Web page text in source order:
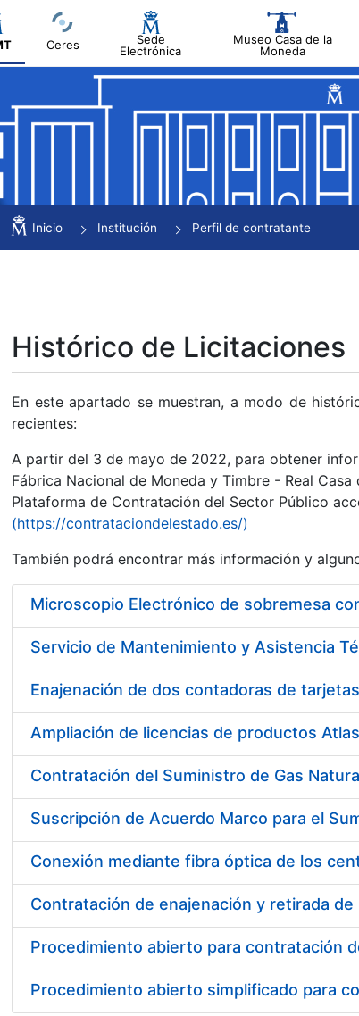
Ceres
Sede
Electrónica
Museo Casa de la
Moneda
Mostrar/Ocultar
Mostrar/Ocultar
Mostrar/Ocultar
Mostrar/Ocultar
Mostrar/Ocultar
Mostrar/Ocultar
Inicio Institución Perfil de contratante
Histórico de Licitaciones
En este apartado se muestran, a modo de
recientes:
A partir del 3 de mayo de 2022, para obtener
Fábrica Nacional de Moneda y Timbre - Real
Plataforma de Contratación del Sector Público
(https://contrataciondelestado.es/)
También podrá encontrar más información y
Microscopio Electrónico de sobremesa
Enajenación de dos contadoras de
Ampliación de licencias de productos
Suscripción de Acuerdo Marco para el
Procedimiento abierto para contratación
Procedimiento abierto simplificado para